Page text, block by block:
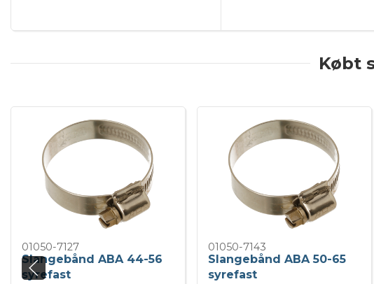
Købt
01050-7127
Slangebånd ABA 44-56
syrefast
01050-7143
Slangebånd ABA 50-65
syrefast